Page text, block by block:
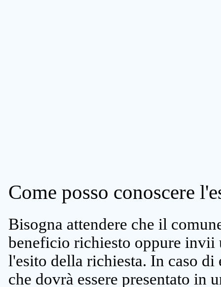
Come posso conoscere
Bisogna attendere che il
beneficio richiesto oppure invii
l'esito della richiesta. In caso
che dovrà essere presentato in